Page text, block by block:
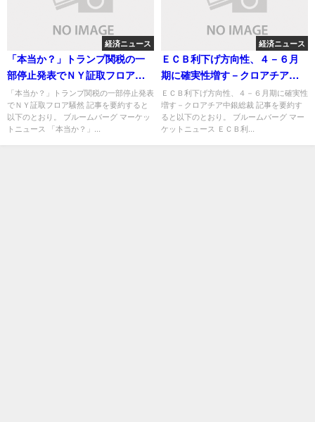
経済ニュース
「本当か？」トランプ関税の一
部停止発表でＮＹ証取フロア騒
然
「本当か？」トランプ関税の一部停止発表
でＮＹ証取フロア騒然 記事を要約すると
以下のとおり。 ブルームバーグ マーケッ
トニュース 「本当か？」...
経済ニュース
ＥＣＢ利下げ方向性、４－６月
期に確実性増す－クロアチア中
銀総裁
ＥＣＢ利下げ方向性、４－６月期に確実性
増す－クロアチア中銀総裁 記事を要約す
ると以下のとおり。 ブルームバーグ マー
ケットニュース ＥＣＢ利...